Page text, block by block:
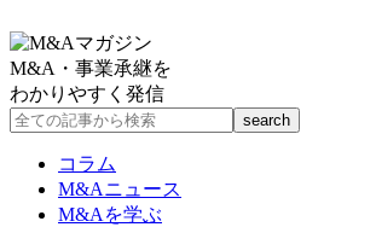
M&A・事業承継を
わかりやすく発信
コラム
M&Aニュース
M&Aを学ぶ